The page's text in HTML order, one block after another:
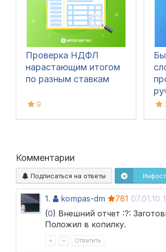
Проверка НДФЛ
нарастающим итогом
по разным ставкам
9
Комментарии
Подписаться на ответы
1. kompas-dm 781 07.01.10
(0) Внешний отчет :?:
Положил в копилку.
+ – Ответить